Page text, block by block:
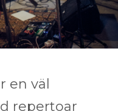
en väl
repertoar